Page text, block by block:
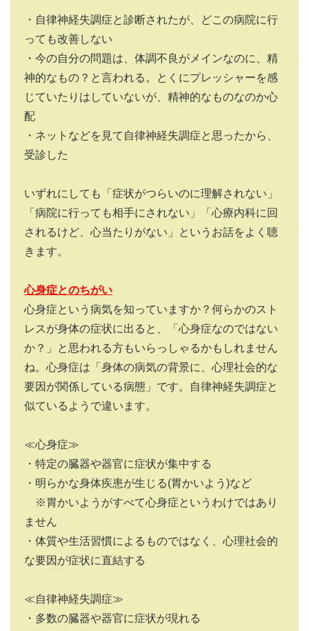
・自律神経失調症と診断されたが、どこの病院に行
っても改善しない
・今の自分の問題は、体調不良がメインなのに、精
神的なもの？と言われる。とくにプレッシャーを感
じていたりはしていないが、精神的なものなのか心
配
・ネットなどを見て自律神経失調症と思ったから、
受診した
いずれにしても「症状がつらいのに理解されない」
「病院に行っても相手にされない」「心療内科に回
されるけど、心当たりがない」というお話をよく聴
きます。
心身症とのちがい
心身症という病気を知っていますか？何らかのスト
レスが身体の症状に出ると、「心身症なのではない
か？」と思われる方もいらっしゃるかもしれません
ね。心身症は「身体の病気の背景に、心理社会的な
要因が関係している病態」です。自律神経失調症と
似ているようで違います。
≪心身症≫
・特定の臓器や器官に症状が集中する
・明らかな身体疾患が生じる(胃かいよう )など
※胃かいようがすべて心身症というわけではあり
ません
・体質や生活習慣によるものではなく、心理社会的
な要因が症状に直結する
≪自律神経失調症≫
・多数の臓器や器官に症状が現れる